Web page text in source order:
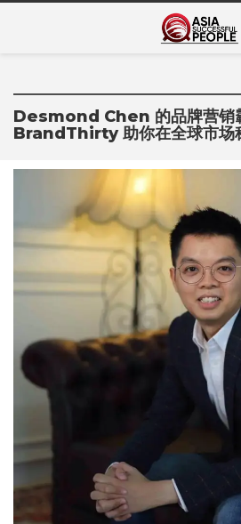
Asia
Desmond Chen 的品牌营销
BrandThirty 助你在全球市场